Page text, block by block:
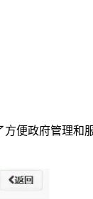
便政府管理和